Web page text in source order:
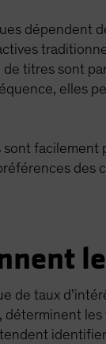
dépendent
titres sont
elles
de taux
déterminent